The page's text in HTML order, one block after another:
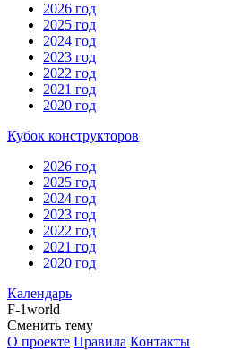
2026 год
2025 год
2024 год
2023 год
2022 год
2021 год
2020 год
Кубок конструкторов
2026 год
2025 год
2024 год
2023 год
2022 год
2021 год
2020 год
Календарь
F-1world
Сменить тему
О проекте Правила Контакты